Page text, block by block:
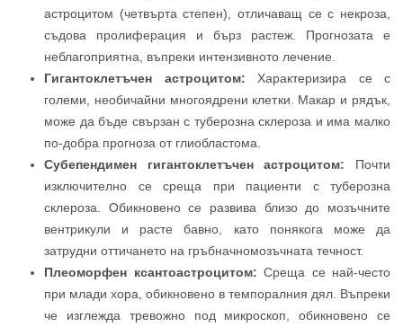
астроцитом (четвърта степен), отличаващ се с некроза,
съдова пролиферация и бърз растеж. Прогнозата е
неблагоприятна, въпреки интензивното лечение.
Гигантоклетъчен астроцитом: Характеризира се с
големи, необичайни многоядрени клетки. Макар и рядък,
може да бъде свързан с туберозна склероза и има малко
по-добра прогноза от глиобластома.
Субепендимен гигантоклетъчен астроцитом: Почти
изключително се среща при пациенти с туберозна
склероза. Обикновено се развива близо до мозъчните
вентрикули и расте бавно, като понякога може да
затрудни оттичането на гръбначномозъчната течност.
Плеоморфен ксантоастроцитом: Среща се най-често
при млади хора, обикновено в темпоралния дял. Въпреки
че изглежда тревожно под микроскоп, обикновено се